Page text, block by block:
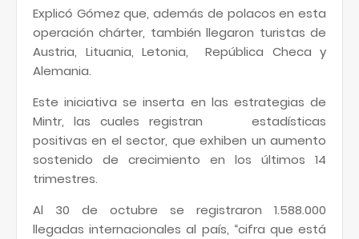
Explicó Gómez que, además de polacos en esta
operación chárter, también llegaron turistas de
Austria, Lituania, Letonia, República Checa y
Alemania.
Este iniciativa se inserta en las estrategias de
Mintr, las cuales registran estadísticas
positivas en el sector, que exhiben un aumento
sostenido de crecimiento en los últimos 14
trimestres.
Al 30 de octubre se registraron 1.588.000
llegadas internacionales al país, “cifra que está